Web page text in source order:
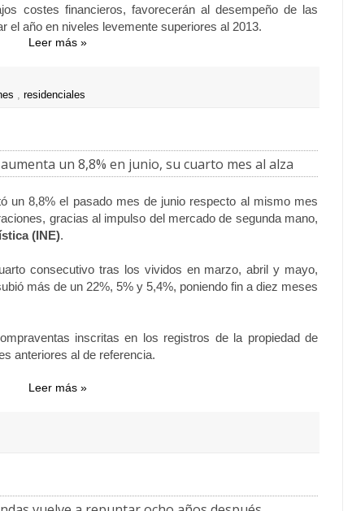
costes financieros, favorecerán al desempeño de las
el año en niveles levemente superiores al 2013.
Leer más »
residenciales
un 8,8% en junio, su cuarto mes al alza
un 8,8% el pasado mes de junio respecto al mismo mes
gracias al impulso del mercado de segunda mano,
(INE).
consecutivo tras los vividos en marzo, abril y mayo,
más de un 22%, 5% y 5,4%, poniendo fin a diez meses
inscritas en los registros de la propiedad de
anteriores al de referencia.
Leer más »